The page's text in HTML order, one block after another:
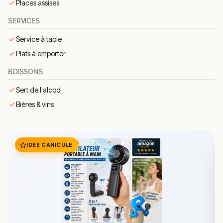
Résumé des commentaires
Les retours mettent en avant : accueil chaleureux, qualité
des produits, bon rapport qualité-prix. Les habitués
Questions fréquentes
Quel est le prix moyen chez i sapori d’Italia
?
Le restaurant accepte-t-il les cartes
bancaires ?
Conclusion
i sapori d’Italia fait partie des adresses notables de
Places assises
SERVICES
Service à table
Plats à emporter
BOISSONS
Sert de l'alcool
Bières & vins
IDÉE CANICULE